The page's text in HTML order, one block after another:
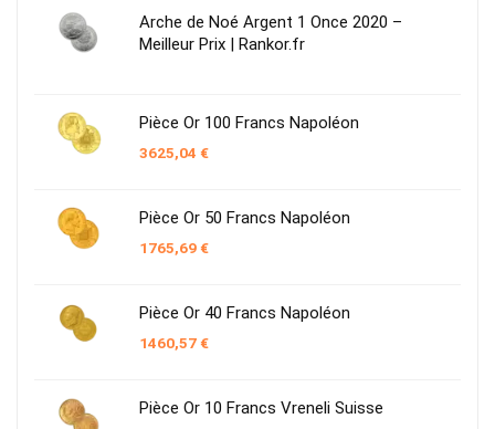
Arche de Noé Argent 1 Once 2020 –
Meilleur Prix | Rankor.fr
Pièce Or 100 Francs Napoléon
3625,04 €
Pièce Or 50 Francs Napoléon
1765,69€
Pièce Or 40 Francs Napoléon
1460,57€
Pièce Or 10 Francs Vreneli Suisse